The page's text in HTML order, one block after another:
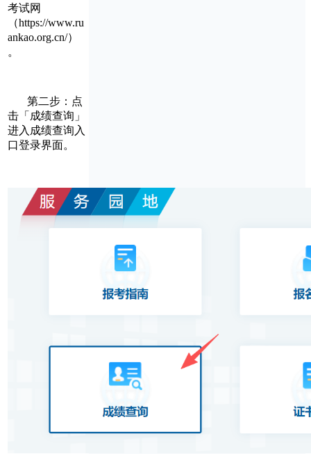
考试网
（https://www.ru
ankao.org.cn/）
。
第二步：点
击「成绩查询」
进入成绩查询入
口登录界面。